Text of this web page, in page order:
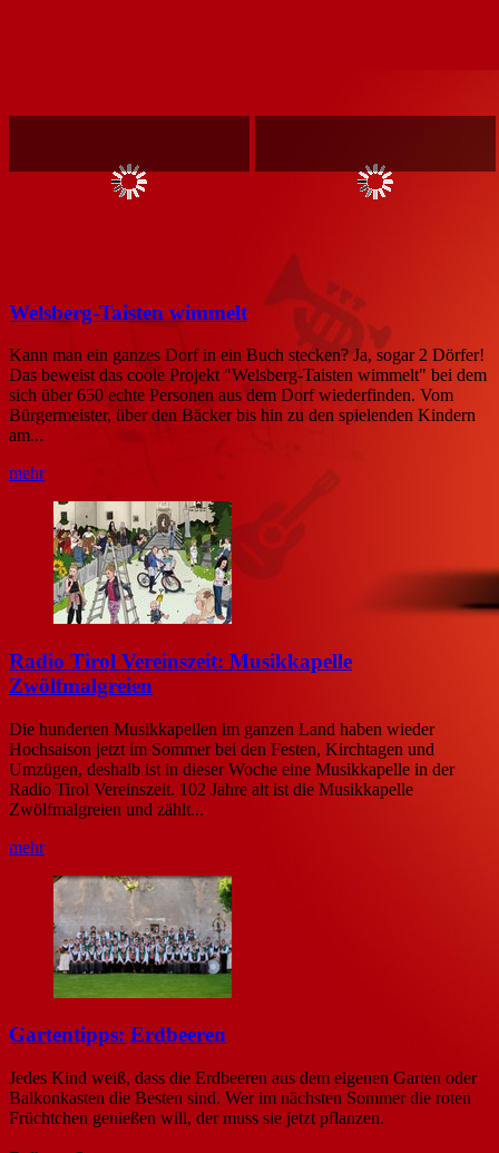
Welsberg-Taisten wimmelt
Kann man ein ganzes Dorf in ein Buch stecken? Ja, sogar 2 Dörfer!
Das beweist das coole Projekt "Welsberg-Taisten wimmelt" bei dem
sich über 650 echte Personen aus dem Dorf wiederfinden. Vom
Bürgermeister, über den Bäcker bis hin zu den spielenden Kindern
am...
mehr
Radio Tirol Vereinszeit: Musikkapelle
Zwölfmalgreien
Die hunderten Musikkapellen im ganzen Land haben wieder
Hochsaison jetzt im Sommer bei den Festen, Kirchtagen und
Umzügen, deshalb ist in dieser Woche eine Musikkapelle in der
Radio Tirol Vereinszeit. 102 Jahre alt ist die Musikkapelle
Zwölfmalgreien und zählt...
mehr
Gartentipps: Erdbeeren
Jedes Kind weiß, dass die Erdbeeren aus dem eigenen Garten oder
Balkonkasten die Besten sind. Wer im nächsten Sommer die roten
Früchtchen genießen will, der muss sie jetzt pflanzen.